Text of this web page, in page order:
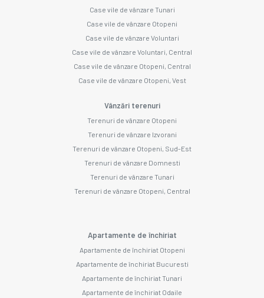
Case vile de vânzare Tunari
Case vile de vânzare Otopeni
Case vile de vânzare Voluntari
Case vile de vânzare Voluntari, Central
Case vile de vânzare Otopeni, Central
Case vile de vânzare Otopeni, Vest
Vânzări terenuri
Terenuri de vânzare Otopeni
Terenuri de vânzare Izvorani
Terenuri de vânzare Otopeni, Sud-Est
Terenuri de vânzare Domnesti
Terenuri de vânzare Tunari
Terenuri de vânzare Otopeni, Central
Apartamente de închiriat
Apartamente de închiriat Otopeni
Apartamente de închiriat Bucuresti
Apartamente de închiriat Tunari
Apartamente de închiriat Odaile